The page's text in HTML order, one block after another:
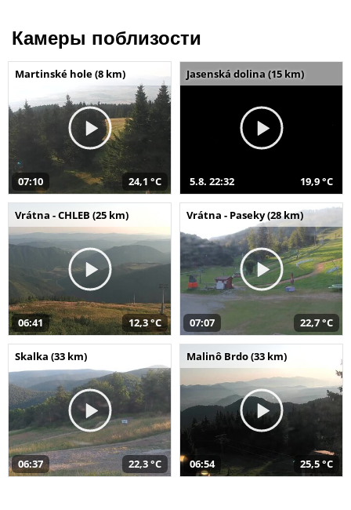
Камеры поблизости
Martinské hole (8 km)
07:10 24,1 °C
Jasenská dolina (15 km)
5.8. 22:32 19,9 °C
Vrátna - CHLEB (25 km)
06:41 12,3 °C
Vrátna - Paseky (28 km)
07:07 22,7 °C
Skalka (33 km)
06:37 22,3 °C
Malinô Brdo (33 km)
06:54 25,5 °C